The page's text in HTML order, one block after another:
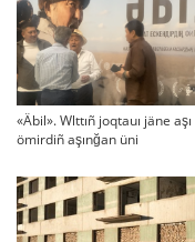
«Äbil». Wlttıñ joqtauı jäne aşı
ömirdiñ aşınğan üni